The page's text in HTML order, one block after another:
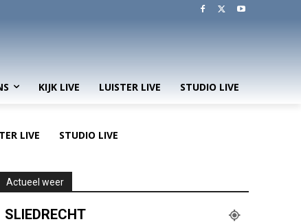
KIJK LIVE LUISTER LIVE STUDIO LIVE
LIVE STUDIO LIVE
Actueel weer
SLIEDRECHT